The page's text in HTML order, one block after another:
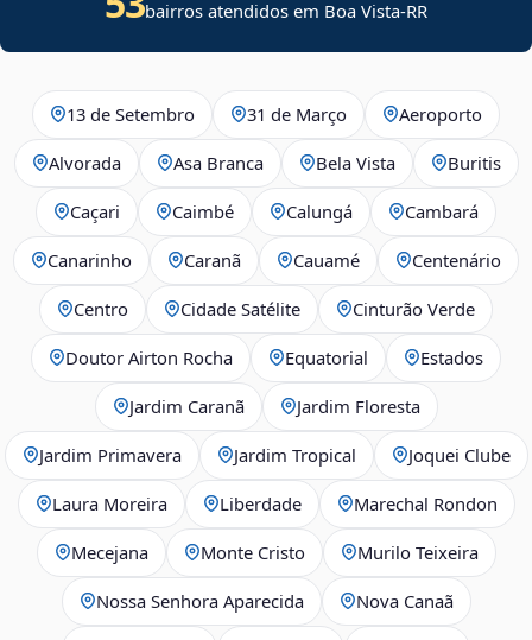
bairros atendidos em Boa Vista-RR
13 de Setembro 31 de Março Aeroporto
Alvorada Asa Branca Bela Vista Buritis
Caçari Caimbé Calungá Cambará
Canarinho Caranã Cauamé Centenário
Centro Cidade Satélite Cinturão Verde
Doutor Airton Rocha Equatorial Estados
Jardim Caranã Jardim Floresta
Jardim Primavera Jardim Tropical Joquei Clube
Laura Moreira Liberdade Marechal Rondon
Mecejana Monte Cristo Murilo Teixeira
Nossa Senhora Aparecida Nova Canaã